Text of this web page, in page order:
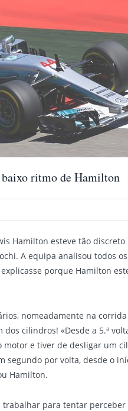
baixo ritmo de Hamilton
Hamilton esteve tão discreto
A equipa analisou todos
porque Hamilton
nomeadamente na
cilindros! «Desde a 5.ª
motor e tiver de desligar um
segundo por volta, desde o
Hamilton.
trabalhar para tentar perceber